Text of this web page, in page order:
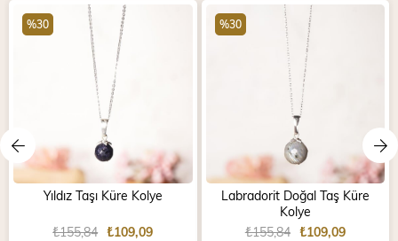
Yıldız Taşı Küre Kolye
₺109,09
₺155,84
%30
Labradorit Doğal Taş Küre
Kolye
₺109,09
₺155,84
%30